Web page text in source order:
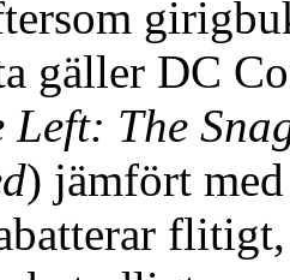
gäller DC
Left: The
) jämfört